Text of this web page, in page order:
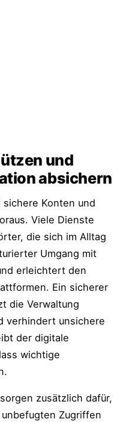
und
absichern
Konten und
Viele Dienste
die sich im Alltag
Umgang mit
erleichtert den
Ein sicherer
die Verwaltung
verhindert unsichere
der digitale
wichtige
zusätzlich dafür,
Zugriffen